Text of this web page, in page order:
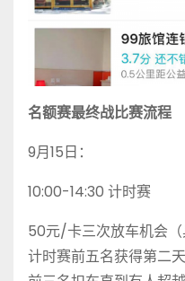
名额赛最终战比赛流程
9月15日：
10:00-14:30 计时赛
50元/卡三次放车机会（
计时赛前五名获得第二